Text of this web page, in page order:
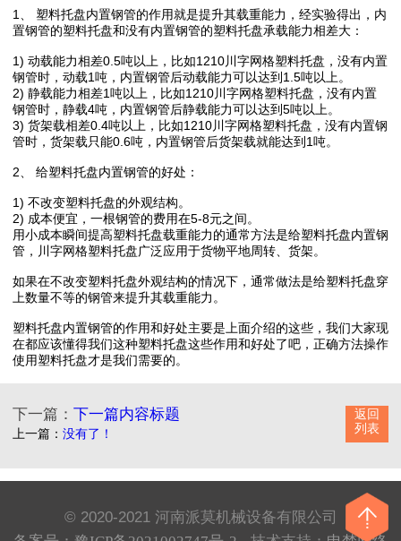
1、 塑料托盘内置钢管的作用就是提升其载重能力，经实验得出，内
置钢管的塑料托盘和没有内置钢管的塑料托盘承载能力相差大：
1) 动载能力相差0.5吨以上，比如1210川字网格塑料托盘，没有内置
钢管时，动载1吨，内置钢管后动载能力可以达到1.5吨以上。
2) 静载能力相差1吨以上，比如1210川字网格塑料托盘，没有内置
钢管时，静载4吨，内置钢管后静载能力可以达到5吨以上。
3) 货架载相差0.4吨以上，比如1210川字网格塑料托盘，没有内置钢
管时，货架载只能0.6吨，内置钢管后货架载就能达到1吨。
2、 给塑料托盘内置钢管的好处：
1) 不改变塑料托盘的外观结构。
2) 成本便宜，一根钢管的费用在5-8元之间。
用小成本瞬间提高塑料托盘载重能力的通常方法是给塑料托盘内置钢
管，川字网格塑料托盘广泛应用于货物平地周转、货架。
如果在不改变塑料托盘外观结构的情况下，通常做法是给塑料托盘穿
上数量不等的钢管来提升其载重能力。
塑料托盘内置钢管的作用和好处主要是上面介绍的这些，我们大家现
在都应该懂得我们这种塑料托盘这些作用和好处了吧，正确方法操作
使用塑料托盘才是我们需要的。
返回
列表
下一篇： 下一篇内容标题
上一篇： 没有了！
© 2020-2021 河南派莫机械设备有限公司